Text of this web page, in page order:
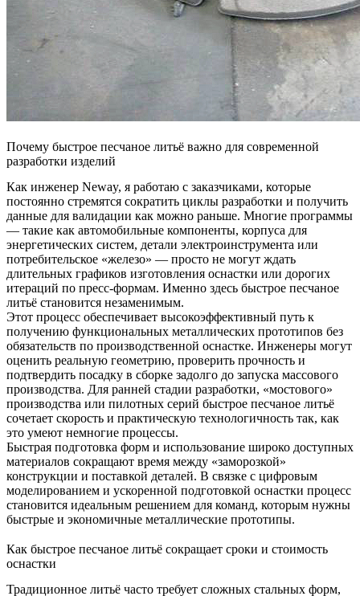
Почему быстрое песчаное литьё важно для современной
разработки изделий
Как инженер Neway, я работаю с заказчиками, которые
постоянно стремятся сократить циклы разработки и получить
данные для валидации как можно раньше. Многие программы
— такие как автомобильные компоненты, корпуса для
энергетических систем, детали электроинструмента или
потребительское «железо» — просто не могут ждать
длительных графиков изготовления оснастки или дорогих
итераций по пресс-формам. Именно здесь быстрое песчаное
литьё становится незаменимым.
Этот процесс обеспечивает высокоэффективный путь к
получению функциональных металлических прототипов без
обязательств по производственной оснастке. Инженеры могут
оценить реальную геометрию, проверить прочность и
подтвердить посадку в сборке задолго до запуска массового
производства. Для ранней стадии разработки, «мостового»
производства или пилотных серий быстрое песчаное литьё
сочетает скорость и практическую технологичность так, как
это умеют немногие процессы.
Быстрая подготовка форм и использование широко доступных
материалов сокращают время между «заморозкой»
конструкции и поставкой деталей. В связке с цифровым
моделированием и ускоренной подготовкой оснастки процесс
становится идеальным решением для команд, которым нужны
быстрые и экономичные металлические прототипы.
Как быстрое песчаное литьё сокращает сроки и стоимость
оснастки
Традиционное литьё часто требует сложных стальных форм,